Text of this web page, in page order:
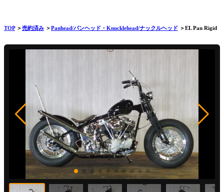
TOP＞売約済み ＞Panhead/パンヘッド・Knucklehead/ナックルヘッド ＞EL Pan Rigid